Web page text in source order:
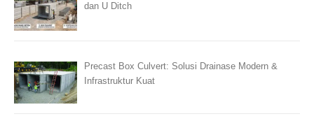
dan U Ditch
Precast Box Culvert: Solusi Drainase Modern &
Infrastruktur Kuat